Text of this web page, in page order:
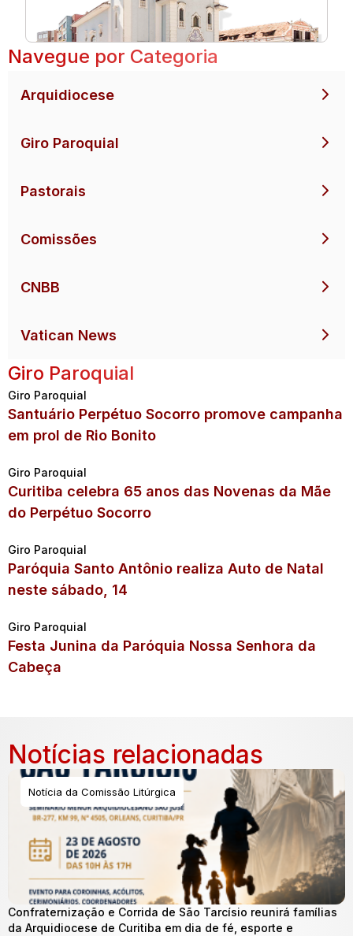
Navegue por Categoria
Arquidiocese
Giro Paroquial
Pastorais
Comissões
CNBB
Vatican News
Giro Paroquial
Giro Paroquial
Santuário Perpétuo Socorro promove campanha
em prol de Rio Bonito
Giro Paroquial
Curitiba celebra 65 anos das Novenas da Mãe
do Perpétuo Socorro
Giro Paroquial
Paróquia Santo Antônio realiza Auto de Natal
neste sábado, 14
Giro Paroquial
Festa Junina da Paróquia Nossa Senhora da
Cabeça
Notícias relacionadas
Notícia da Comissão Litúrgica
Confraternização e Corrida de São Tarcísio reunirá famílias
da Arquidiocese de Curitiba em dia de fé, esporte e